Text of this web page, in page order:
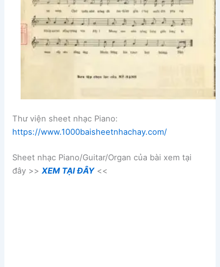
Thư viện sheet nhạc Piano:
https://www.1000baisheetnhachay.com/
Sheet nhạc Piano/Guitar/Organ của bài xem tại
đây >>XEM TẠI ĐÂY<<